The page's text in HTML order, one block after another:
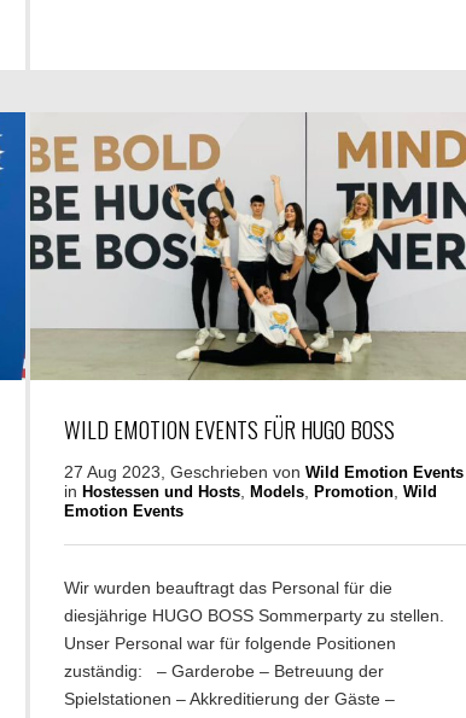
WILD EMOTION EVENTS FÜR HUGO BOSS
27 Aug 2023, Geschrieben von Wild Emotion Events
in Hostessen und Hosts, Models, Promotion, Wild
Emotion Events
Wir wurden beauftragt das Personal für die
diesjährige HUGO BOSS Sommerparty zu stellen.
Unser Personal war für folgende Positionen
zuständig: – Garderobe – Betreuung der
Spielstationen – Akkreditierung der Gäste –